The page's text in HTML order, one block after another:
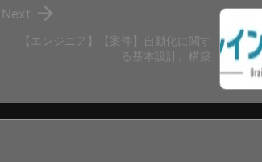
【エンジニア】【案件】自動化に関す
る基本設計、構築

Next